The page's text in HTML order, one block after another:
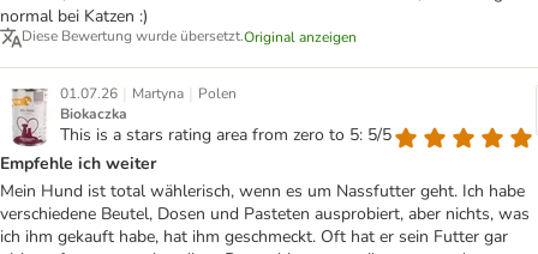
normal bei Katzen :)
Diese Bewertung wurde übersetzt.Original anzeigen
01.07.26 | Martyna | Polen
Biokaczka
This is a stars rating area from zero to 5: 5/5
Empfehle ich weiter
Mein Hund ist total wählerisch, wenn es um Nassfutter geht. Ich habe
verschiedene Beutel, Dosen und Pasteten ausprobiert, aber nichts, was
ich ihm gekauft habe, hat ihm geschmeckt. Oft hat er sein Futter gar